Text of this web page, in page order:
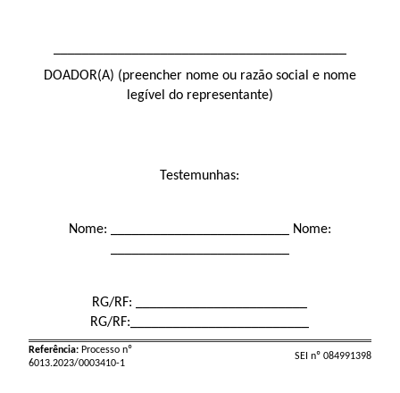
DOADOR(A) (preencher nome ou razão social e nome
legível do representante)
Testemunhas:
Nome: _________________________ Nome:
RG/RF: ________________________
RG/RF:_________________________
Referência:Processo nº
6013.2023/0003410-1
SEI nº 084991398